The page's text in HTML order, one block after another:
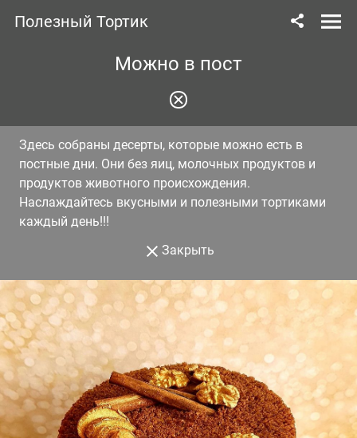
Полезный Тортик
Можно в пост
Здесь собраны десерты, которые можно есть в
постные дни. Они без яиц, молочных продуктов и
продуктов животного происхождения.
Наслаждайтесь вкусными и полезными тортиками
каждый день!!!
Закрыть